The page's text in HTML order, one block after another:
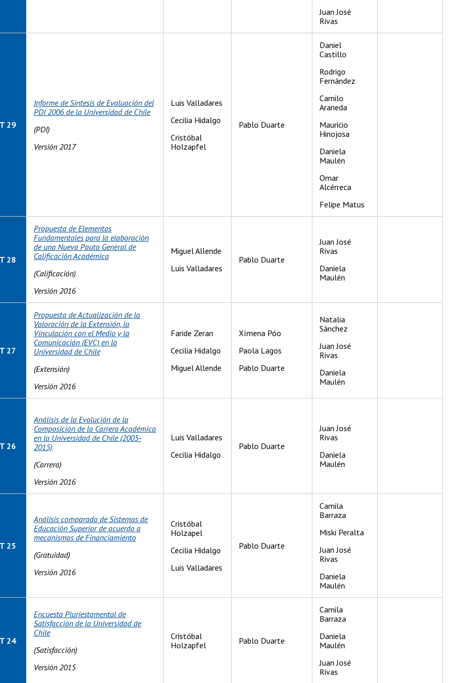
Juan José
Rivas
29
Informe de Síntesis de Evaluación del
PDI 2006 de la Universidad de Chile
(PDI)
Versión 2017
Luis Valladares
Cecilia Hidalgo
Cristóbal
Holzapfel
Pablo Duarte
Daniel
Castillo
Rodrigo
Fernández
Camilo
Araneda
Mauricio
Hinojosa
Daniela
Maulén
Omar
Alcérreca
Felipe Matus
28
Propuesta de Elementos
Fundamentales para la elaboración
de una Nueva Pauta General de
Calificación Académica
(Calificación)
Versión 2016
Miguel Allende
Luis Valladares
Pablo Duarte
Juan José
Rivas
Daniela
Maulén
27
Propuesta de Actualización de la
Valoración de la Extensión, la
Vinculación con el Medio y la
Comunicación (EVC) en la
Universidad de Chile
(Extensión)
Versión 2016
Faride Zeran
Cecilia Hidalgo
Miguel Allende
Xímena Póo
Paola Lagos
Pablo Duarte
Natalia
Sánchez
Juan José
Rivas
Daniela
Maulén
26
Análisis de la Evolución de la
Composición de la Carrera Académica
en la Universidad de Chile (2005-
2015)
(Carrera)
Versión 2016
Luis Valladares
Cecilia Hidalgo
Pablo Duarte
Juan José
Rivas
Daniela
Maulén
25
Análisis comparado de Sistemas de
Educación Superior de acuerdo a
mecanismos de Financiamiento
(Gratuidad)
Versión 2016
Cristóbal
Holzapel
Cecilia Hidalgo
Luis Valladares
Pablo Duarte
Camila
Barraza
Miski Peralta
Juan José
Rivas
Daniela
Maulén
24
Encuesta Pluriestamental de
Satisfacción de la Universidad de
Chile
(Satisfacción)
Versión 2015
Cristóbal
Holzapfel
Pablo Duarte
Camila
Barraza
Daniela
Maulén
Juan José
Rivas